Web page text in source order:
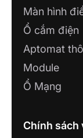
CÔNG
PHÁT
42/19
Long An
CÔNG
Cà Mau,
Màn hình
Ổ cắm điện
Aptomat
Module
Ổ Mạng
Chính sách